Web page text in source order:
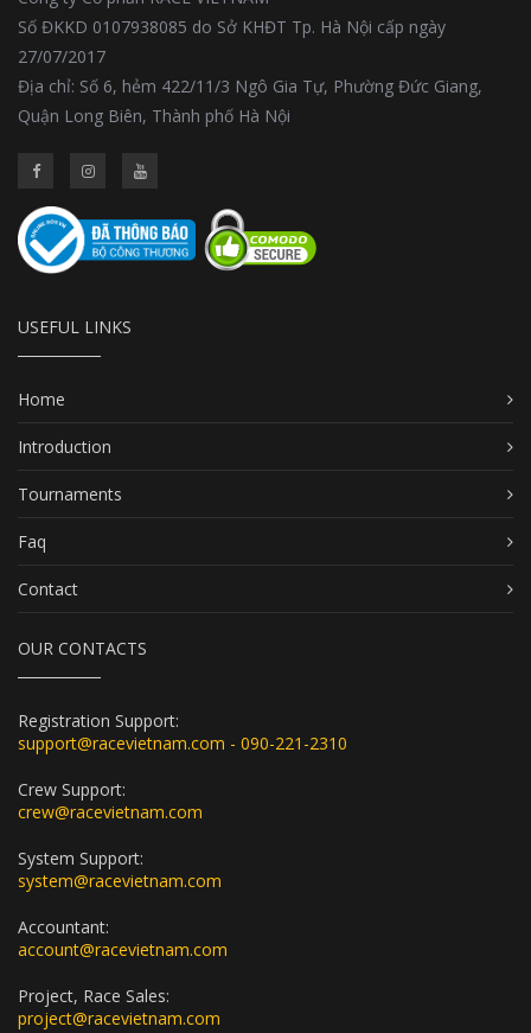
Số ĐKKD 0107938085 do Sở KHĐT Tp. Hà Nội cấp ngày
27/07/2017
Địa chỉ: Số 6, hẻm 422/11/3 Ngô Gia Tự, Phường Đức Giang,
Quận Long Biên, Thành phố Hà Nội
USEFUL LINKS
Home
Introduction
Tournaments
Faq
Contact
OUR CONTACTS
Registration Support:
support@racevietnam.com - 090-221-2310
Crew Support:
crew@racevietnam.com
System Support:
system@racevietnam.com
Accountant:
account@racevietnam.com
Project, Race Sales:
project@racevietnam.com